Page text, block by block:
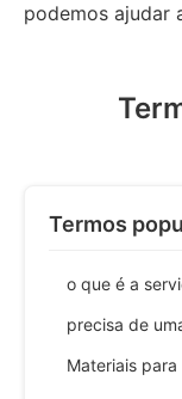
podemos ajudar
Termos
o que é a
precisa de
Materiais para